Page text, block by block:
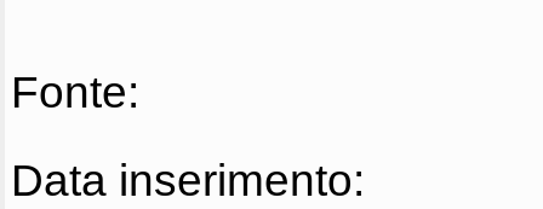
Fonte:
Data inserimento: